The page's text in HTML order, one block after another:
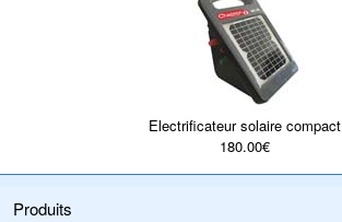
Electrificateur solaire compact
180.00€
Produits